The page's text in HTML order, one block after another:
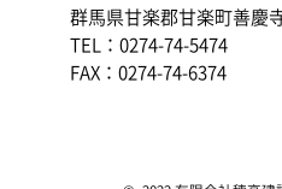
群馬県甘楽郡甘楽町善慶
TEL：0274-74-5474
FAX：0274-74-6374